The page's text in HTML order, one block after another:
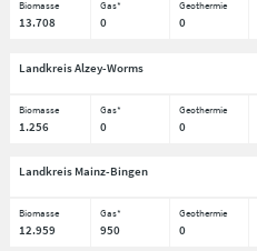
Biomasse Gas* Geothermie
13.708 0 0
Landkreis Alzey-Worms
Biomasse Gas* Geothermie
1.256 0 0
Landkreis Mainz-Bingen
Biomasse Gas* Geothermie
12.959 950 0